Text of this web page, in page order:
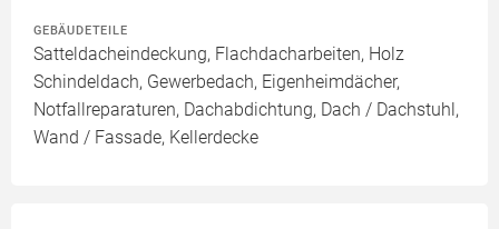
GEBÄUDETEILE
Satteldacheindeckung, Flachdacharbeiten, Holz
Schindeldach, Gewerbedach, Eigenheimdächer,
Notfallreparaturen, Dachabdichtung, Dach / Dachstuhl,
Wand / Fassade, Kellerdecke